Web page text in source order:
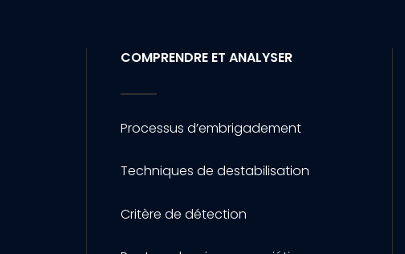
COMPRENDRE ET ANALYSER
Processus d’embrigadement
Techniques de destabilisation
Critère de détection